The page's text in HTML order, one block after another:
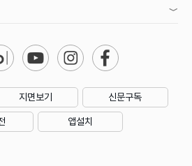
지면보기 신문구독
앱설치